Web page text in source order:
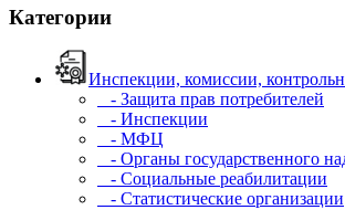
Категории
Инспекции, комиссии,
- Защита прав потребителей
- Инспекции
- МФЦ
- Органы государственного
- Социальные реабилитации
- Статистические организации